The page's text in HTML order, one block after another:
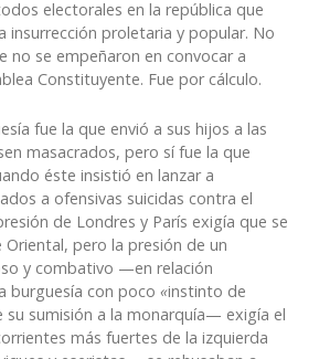
electorales en la república que
insurrección proletaria y popular. No
no se empeñaron en convocar a
Constituyente. Fue por cálculo.
fue la que envió a sus hijos a las
masacrados, pero sí fue la que
éste insistió en lanzar a
a ofensivas suicidas contra el
de Londres y París exigía que se
pero la presión de un
y combativo —en relación
burguesía con poco «instinto de
su sumisión a la monarquía— exigía el
más fuertes de la izquierda